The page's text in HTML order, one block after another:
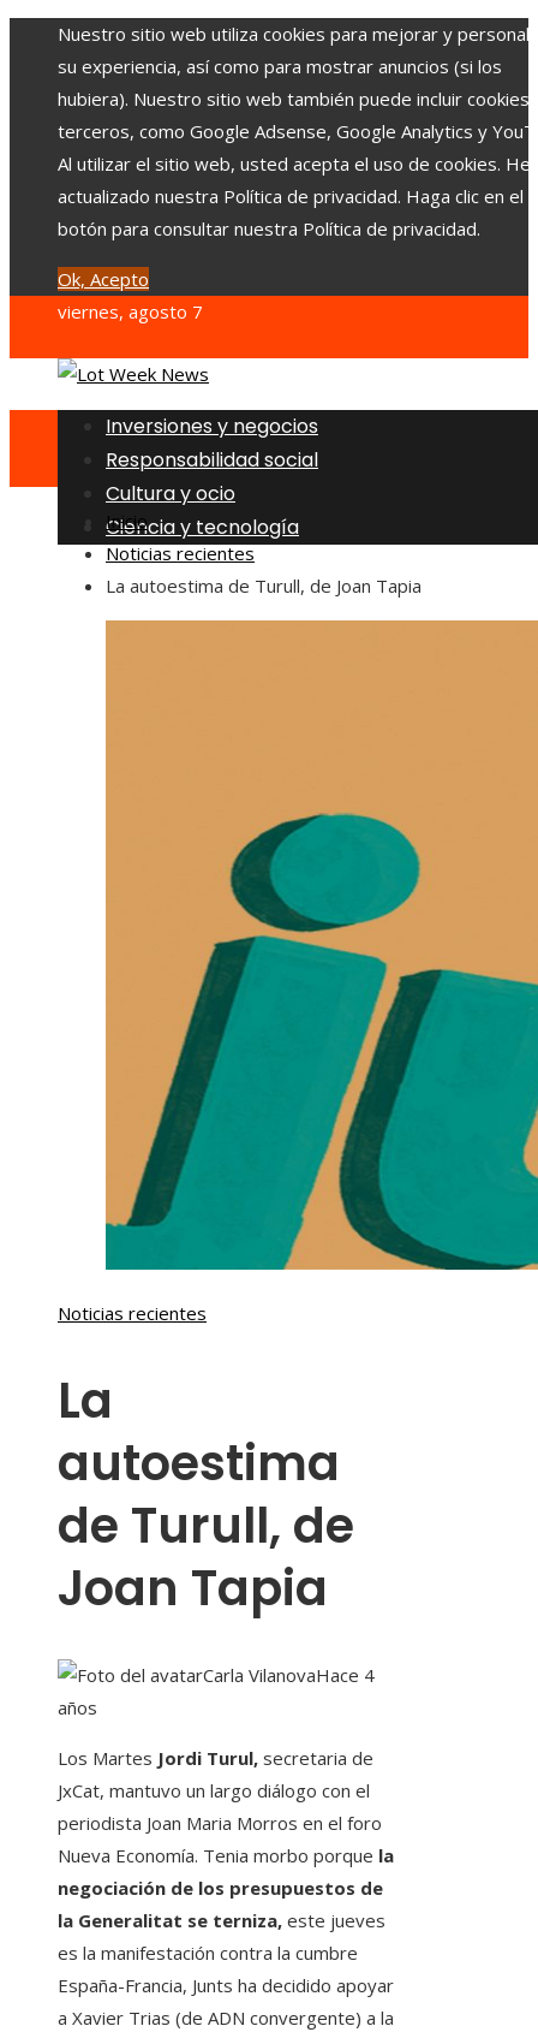
Nuestro sitio web utiliza cookies para mejorar y
su experiencia, así como para mostrar anuncios (si los
hubiera). Nuestro sitio web también puede incluir cookies
terceros, como Google Adsense, Google Analytics y
Al utilizar el sitio web, usted acepta el uso de cookies.
actualizado nuestra Política de privacidad. Haga clic en el
botón para consultar nuestra Política de privacidad.
Ok, Acepto
viernes, agosto 7
Inversiones y negocios
Responsabilidad social
Cultura y ocio
Ciencia y tecnología
Inicio
Noticias recientes
La autoestima de Turull, de Joan Tapia
Noticias recientes
La
autoestima
de Turull, de
Joan Tapia
Carla VilanovaHace 4
años
Los Martes Jordi Turul, secretaria de
JxCat, mantuvo un largo diálogo con el
periodista Joan Maria Morros en el foro
Nueva Economía. Tenia morbo porque la
negociación de los presupuestos de
la Generalitat se terniza, este jueves
es la manifestación contra la cumbre
España-Francia, Junts ha decidido apoyar
a Xavier Trias (de ADN convergente) a la